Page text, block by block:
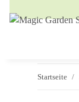
Startseite